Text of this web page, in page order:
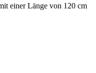
einer Länge von 120 cm